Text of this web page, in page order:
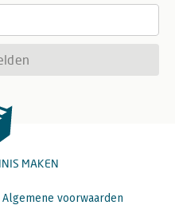
MAKEN
Algemene voorwaarden